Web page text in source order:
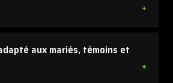
en ligne. Ensuite, nous validons les
adaptés à votre journée.
aux mariés, témoins et